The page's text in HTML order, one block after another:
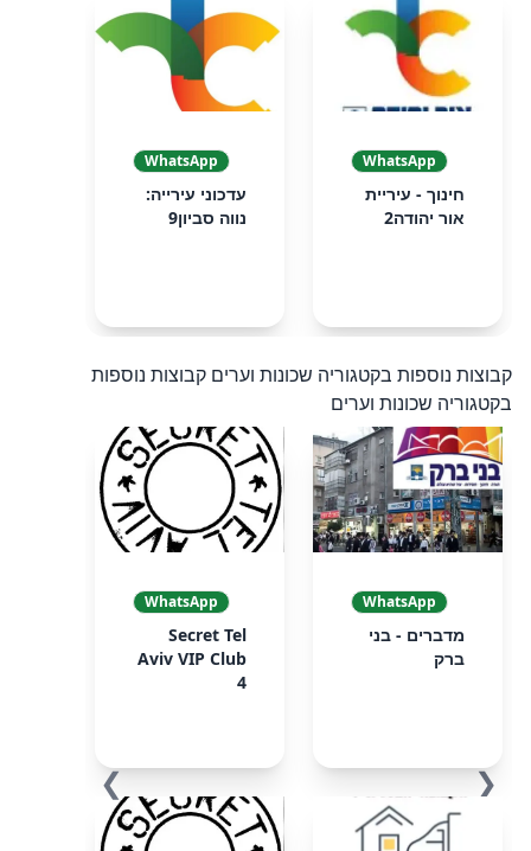
WhatsApp
חינוך - עיריית
אור יהודה2
WhatsApp
עדכוני עירייה:
נווה סביון9
קבוצות נוספות בקטגוריה שכונות וערים קבוצות נוספות
בקטגוריה שכונות וערים
❮
WhatsApp
מדברים - בני
ברק
WhatsApp
Secret Tel
Aviv VIP Club
4
❯